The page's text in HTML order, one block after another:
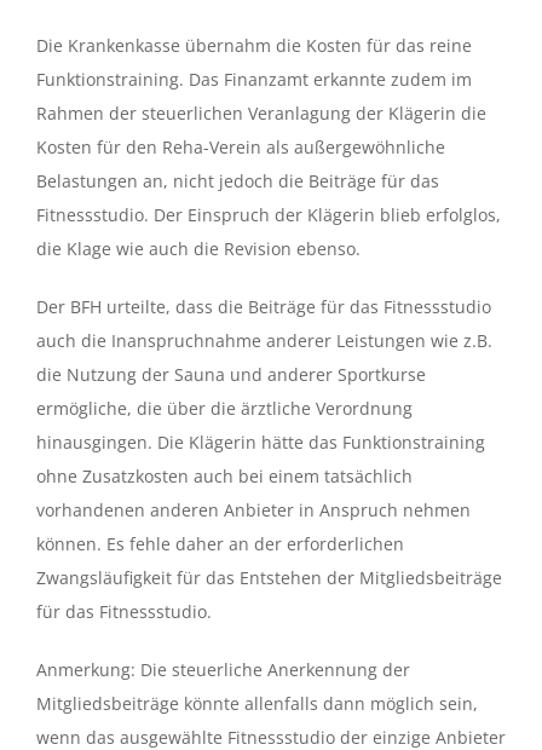
Die Krankenkasse übernahm die Kosten für das reine
Funktionstraining. Das Finanzamt erkannte zudem im
Rahmen der steuerlichen Veranlagung der Klägerin die
Kosten für den Reha-Verein als außergewöhnliche
Belastungen an, nicht jedoch die Beiträge für das
Fitnessstudio. Der Einspruch der Klägerin blieb erfolglos,
die Klage wie auch die Revision ebenso.
Der BFH urteilte, dass die Beiträge für das Fitnessstudio
auch die Inanspruchnahme anderer Leistungen wie z.B.
die Nutzung der Sauna und anderer Sportkurse
ermögliche, die über die ärztliche Verordnung
hinausgingen. Die Klägerin hätte das Funktionstraining
ohne Zusatzkosten auch bei einem tatsächlich
vorhandenen anderen Anbieter in Anspruch nehmen
können. Es fehle daher an der erforderlichen
Zwangsläufigkeit für das Entstehen der Mitgliedsbeiträge
für das Fitnessstudio.
Anmerkung: Die steuerliche Anerkennung der
Mitgliedsbeiträge könnte allenfalls dann möglich sein,
wenn das ausgewählte Fitnessstudio der einzige Anbieter